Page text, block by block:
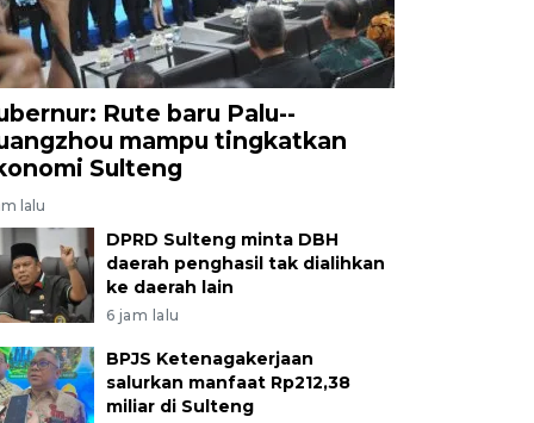
Rute baru Palu--
mampu tingkatkan
Sulteng
lalu
DPRD Sulteng minta DBH
daerah penghasil tak dialihkan
ke daerah lain
6 jam lalu
BPJS Ketenagakerjaan
salurkan manfaat Rp212,38
miliar di Sulteng